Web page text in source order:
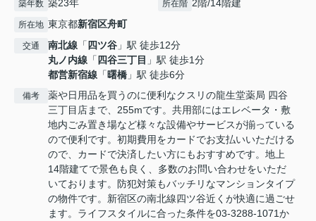
築年数 築23年 所在階 2階/14階建
所在地 東京都新宿区舟町
交通 南北線 「 四ツ谷 」駅 徒歩12分
丸ノ内線 「 四谷三丁目 」駅 徒歩1分
都営新宿線 「曙橋 」駅 徒歩6分
備考
薬や日用品を買うのに便利なクスリの龍生堂薬局 四谷
三丁目店まで、255mです。共用部にはエレベータ・敷
地内ごみ置き場など様々な設備やサービスが揃っている
ので便利です。初期費用をカードでお支払いいただける
ので、カードで決済したい方にもおすすめです。地上
14階建てで景色も良く、多数のお問い合わせをいただ
いております。防犯対策もバッチリなマンションタイプ
の物件です。新宿区の南北線四ツ谷近くが快適に過ごせ
ます。ライフスタイルに合った条件を03-3288-1071か